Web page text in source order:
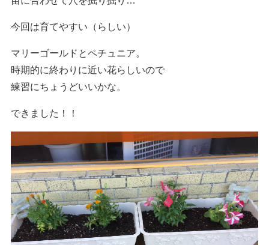
今回は育てやすい（らしい）
マリーゴールドとペチュニア。
時期的に終わりに近い花らしいので
練習にちょうどいいかな。
できました！！